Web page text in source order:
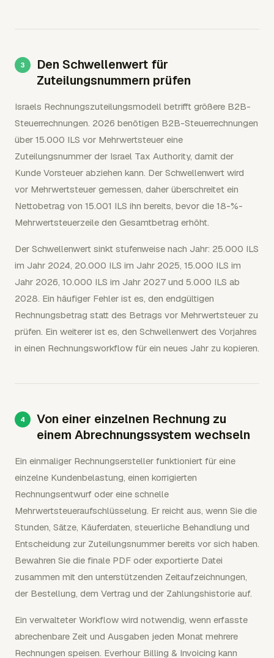
Den Schwellenwert für
Zuteilungsnummern prüfen
Israels Rechnungszuteilungsmodell betrifft größere B2B-
Steuerrechnungen. 2026 benötigen B2B-Steuerrechnungen
über 15.000 ILS vor Mehrwertsteuer eine
Zuteilungsnummer der Israel Tax Authority, damit der
Kunde Vorsteuer abziehen kann. Der Schwellenwert wird
vor Mehrwertsteuer gemessen, daher überschreitet ein
Nettobetrag von 15.001 ILS ihn bereits, bevor die 18-%-
Mehrwertsteuerzeile den Gesamtbetrag erhöht.
Der Schwellenwert sinkt stufenweise nach Jahr: 25.000 ILS
im Jahr 2024, 20.000 ILS im Jahr 2025, 15.000 ILS im
Jahr 2026, 10.000 ILS im Jahr 2027 und 5.000 ILS ab
2028. Ein häufiger Fehler ist es, den endgültigen
Rechnungsbetrag statt des Betrags vor Mehrwertsteuer zu
prüfen. Ein weiterer ist es, den Schwellenwert des Vorjahres
in einen Rechnungsworkflow für ein neues Jahr zu kopieren.
Von einer einzelnen Rechnung zu
einem Abrechnungssystem wechseln
Ein einmaliger Rechnungsersteller funktioniert für eine
einzelne Kundenbelastung, einen korrigierten
Rechnungsentwurf oder eine schnelle
Mehrwertsteueraufschlüsselung. Er reicht aus, wenn Sie die
Stunden, Sätze, Käuferdaten, steuerliche Behandlung und
Entscheidung zur Zuteilungsnummer bereits vor sich haben.
Bewahren Sie die finale PDF oder exportierte Datei
zusammen mit den unterstützenden Zeitaufzeichnungen,
der Bestellung, dem Vertrag und der Zahlungshistorie auf.
Ein verwalteter Workflow wird notwendig, wenn erfasste
abrechenbare Zeit und Ausgaben jeden Monat mehrere
Rechnungen speisen. Everhour Billing & Invoicing kann